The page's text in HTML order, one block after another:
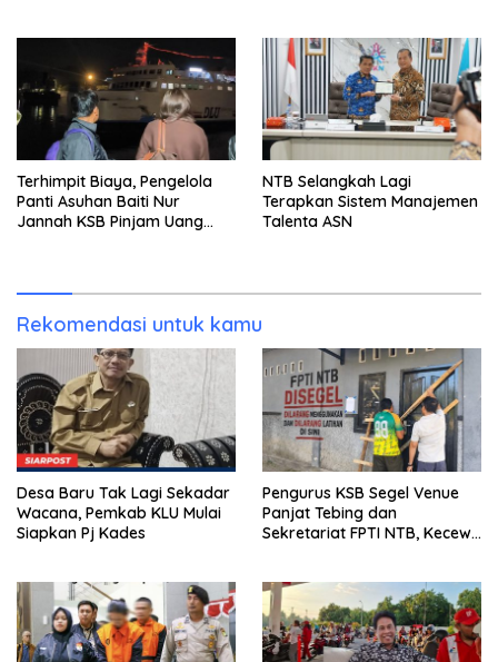
Terhimpit Biaya, Pengelola
Panti Asuhan Baiti Nur
Jannah KSB Pinjam Uang
NTB Selangkah Lagi
Terapkan Sistem Manajemen
Talenta ASN
Rekomendasi untuk kamu
Desa Baru Tak Lagi Sekadar
Wacana, Pemkab KLU Mulai
Siapkan Pj Kades
Pengurus KSB Segel Venue
Panjat Tebing dan
Sekretariat FPTI NTB, Kecewa